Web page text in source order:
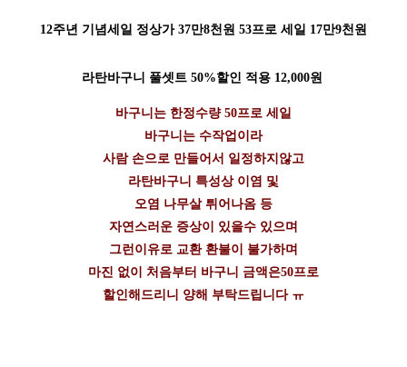
12주년 기념세일 정상가 37만8천원 53프로 세일 17만9천원
라탄바구니 풀셋트 50%할인 적용 12,000원
바구니는 한정수량 50프로 세일
바구니는 수작업이라
사람 손으로 만들어서 일정하지않고
라탄바구니 특성상 이염 및
오염 나무살 튀어나옴 등
자연스러운 증상이 있을수 있으며
그런이유로 교환 환불이 불가하며
마진 없이 처음부터 바구니 금액은50프로
할인해드리니 양해 부탁드립니다 ㅠ